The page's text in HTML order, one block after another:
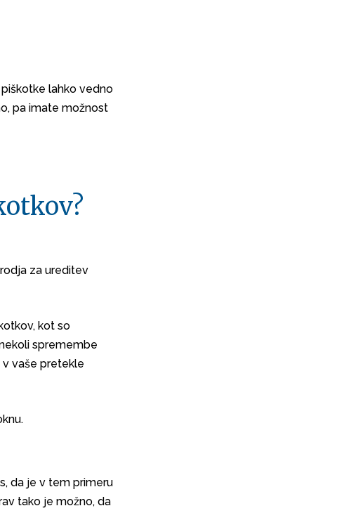
lahko vedno
pa imate možnost
za ureditev
kot so
spremembe
vaše pretekle
da je v tem primeru
tako je možno, da